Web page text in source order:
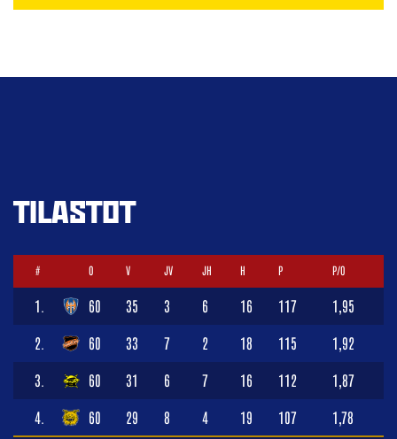
TILASTOT
# O V JV JH H P P/O
1. 60 35 3 6 16 117 1,95
2. 60 33 7 2 18 115 1,92
3. 60 31 6 7 16 112 1,87
4. 60 29 8 4 19 107 1,78